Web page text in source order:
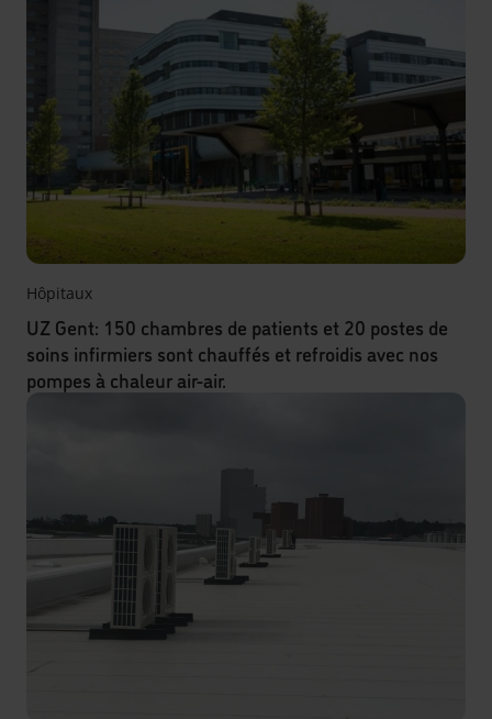
Hôpitaux
UZ Gent: 150 chambres de patients et 20 postes de
soins infirmiers sont chauffés et refroidis avec nos
pompes à chaleur air-air.